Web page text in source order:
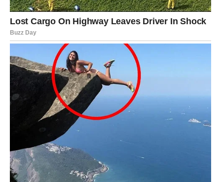
Vaga
Vage će u narednim danima želeti više mira i ravnoteže u
životu. Mnogi od vas će pokušati da reše neke situacije
koje su vas dugo opterećivale.
Na poslovnom planu mogući su važni razgovori.
U ljubavi su moguća nova poznanstva ili zanimljivi susreti.
Škorpija
Škorpije ulaze u intenzivan period pun emocija i strasti.